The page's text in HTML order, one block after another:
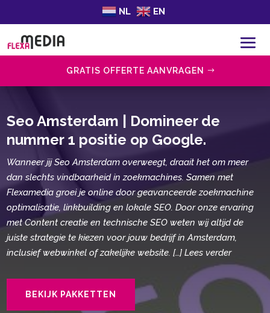
NL EN
GRATIS OFFERTE AANVRAGEN
Seo Amsterdam | Domineer de
nummer 1 positie op Google.
Wanneer jij Seo Amsterdam overweegt, draait het om meer
dan slechts vindbaarheid in zoekmachines. Samen met
Flexamedia groei je online door geavanceerde zoekmachine
optimalisatie, linkbuilding en lokale SEO. Door onze ervaring
met Content creatie en technische SEO weten wij altijd de
juiste strategie te kiezen voor jouw bedrijf in Amsterdam,
inclusief webwinkel of zakelijke website. […] Lees verder
BEKIJK PAKKETTEN